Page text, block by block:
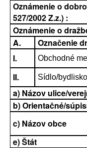
Oznámenie o
527/2002 Z.z.) :
Oznámenie o
A.
Označenie
I.
Obchodné
II. Sídlo/bydlisko
a) Názov ulice/
b) Orientačné/
c) Názov obce
e) Štát